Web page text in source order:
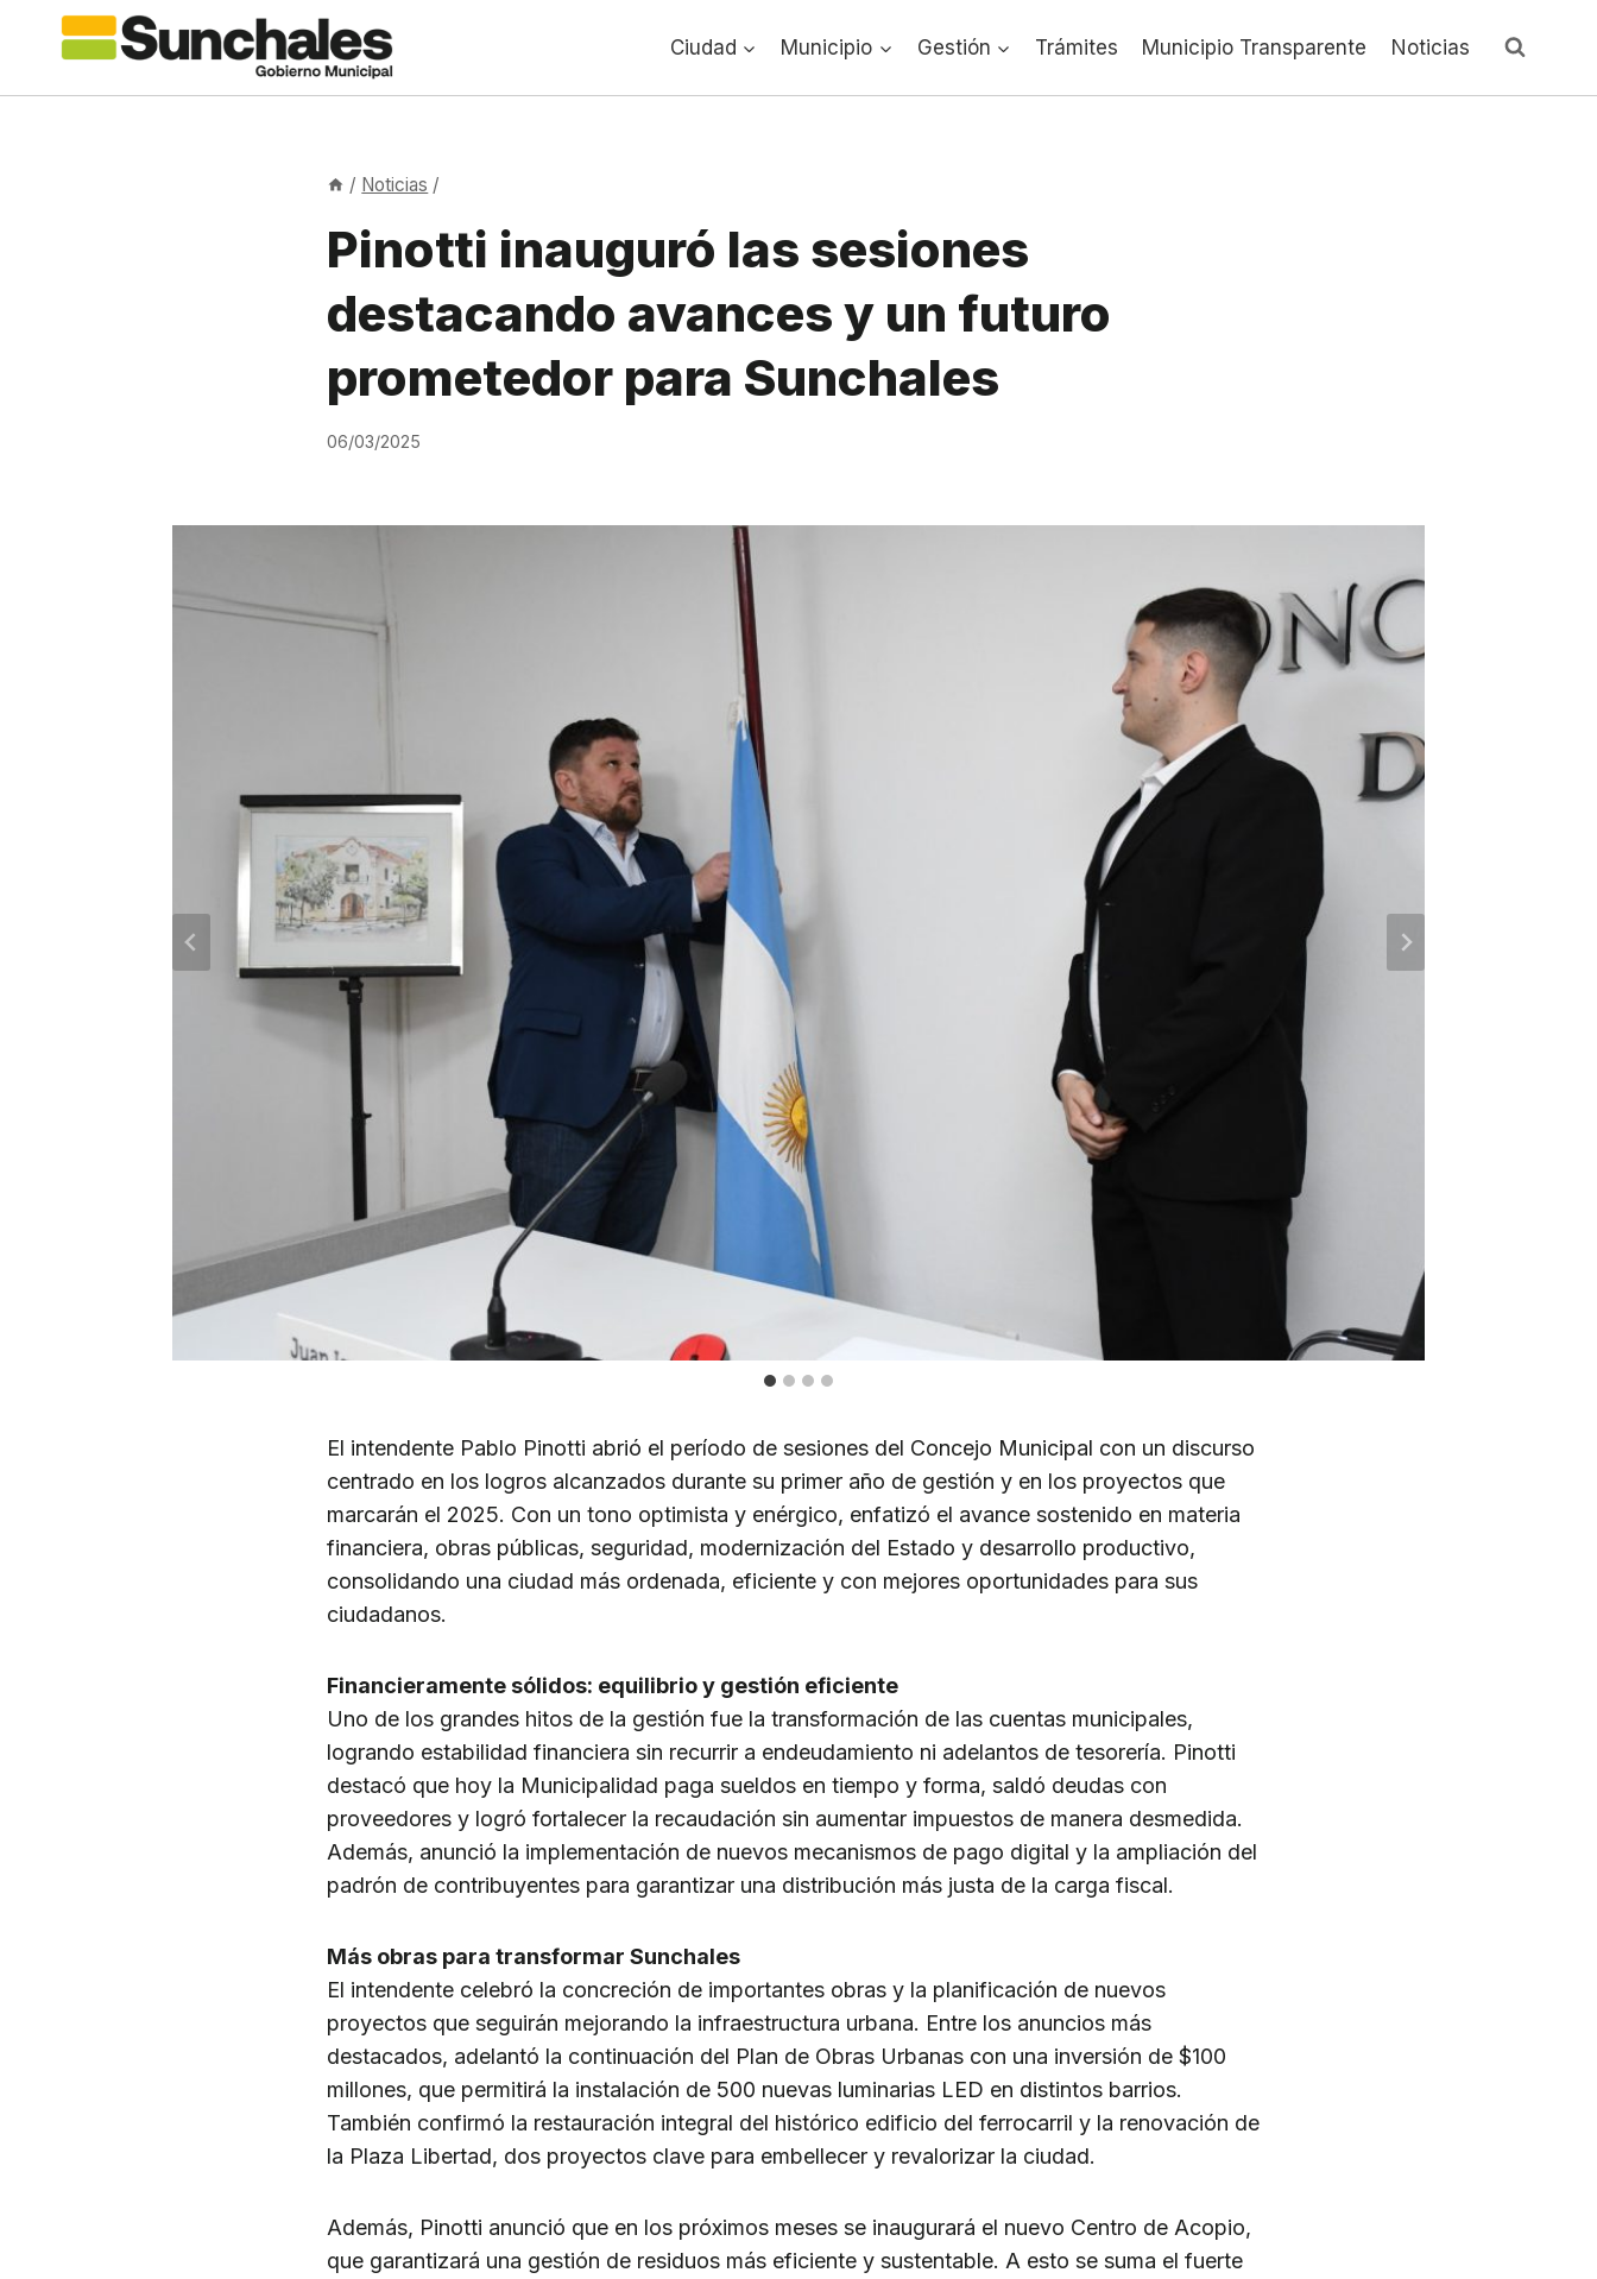
Ciudad Municipio Gestión Trámites Municipio Transparente Noticias
/ Noticias /
Pinotti inauguró las sesiones
destacando avances y un futuro
prometedor para Sunchales
06/03/2025
El intendente Pablo Pinotti abrió el período de sesiones del Concejo Municipal con un discurso
centrado en los logros alcanzados durante su primer año de gestión y en los proyectos que
marcarán el 2025. Con un tono optimista y enérgico, enfatizó el avance sostenido en materia
financiera, obras públicas, seguridad, modernización del Estado y desarrollo productivo,
consolidando una ciudad más ordenada, eficiente y con mejores oportunidades para sus
ciudadanos.
Financieramente sólidos: equilibrio y gestión eficiente
Uno de los grandes hitos de la gestión fue la transformación de las cuentas municipales,
logrando estabilidad financiera sin recurrir a endeudamiento ni adelantos de tesorería. Pinotti
destacó que hoy la Municipalidad paga sueldos en tiempo y forma, saldó deudas con
proveedores y logró fortalecer la recaudación sin aumentar impuestos de manera desmedida.
Además, anunció la implementación de nuevos mecanismos de pago digital y la ampliación del
padrón de contribuyentes para garantizar una distribución más justa de la carga fiscal.
Más obras para transformar Sunchales
El intendente celebró la concreción de importantes obras y la planificación de nuevos
proyectos que seguirán mejorando la infraestructura urbana. Entre los anuncios más
destacados, adelantó la continuación del Plan de Obras Urbanas con una inversión de $100
millones, que permitirá la instalación de 500 nuevas luminarias LED en distintos barrios.
También confirmó la restauración integral del histórico edificio del ferrocarril y la renovación de
la Plaza Libertad, dos proyectos clave para embellecer y revalorizar la ciudad.
Además, Pinotti anunció que en los próximos meses se inaugurará el nuevo Centro de Acopio,
que garantizará una gestión de residuos más eficiente y sustentable. A esto se suma el fuerte